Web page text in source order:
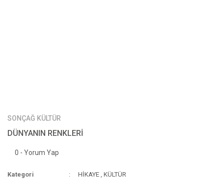
SONÇAĞ KÜLTÜR
DÜNYANIN RENKLERİ
0 - Yorum Yap
Kategori HİKAYE ,KÜLTÜR